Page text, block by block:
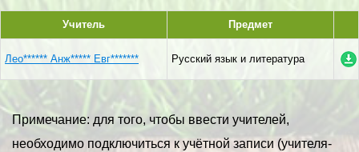
Учитель Предмет
Лео****** Анж***** Евг******* Русский язык и литература
Примечание: для того, чтобы ввести учителей,
необходимо подключиться к учётной записи (учителя-